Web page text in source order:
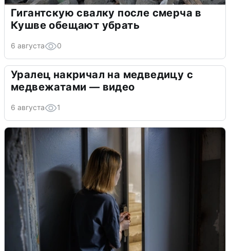
Гигантскую свалку после смерча в
Кушве обещают убрать
6 августа 0
Уралец накричал на медведицу с
медвежатами — видео
6 августа 1